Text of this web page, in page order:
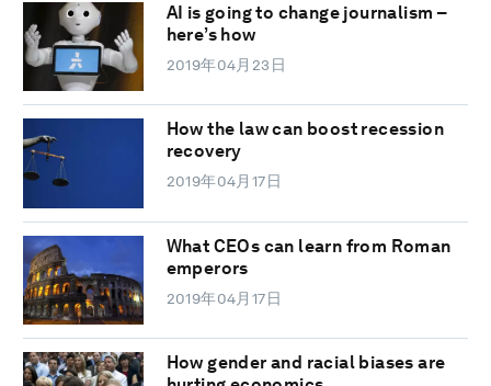
AI is going to change journalism –
here’s how
2019年04月23日
How the law can boost recession
recovery
2019年04月17日
What CEOs can learn from Roman
emperors
2019年04月17日
How gender and racial biases are